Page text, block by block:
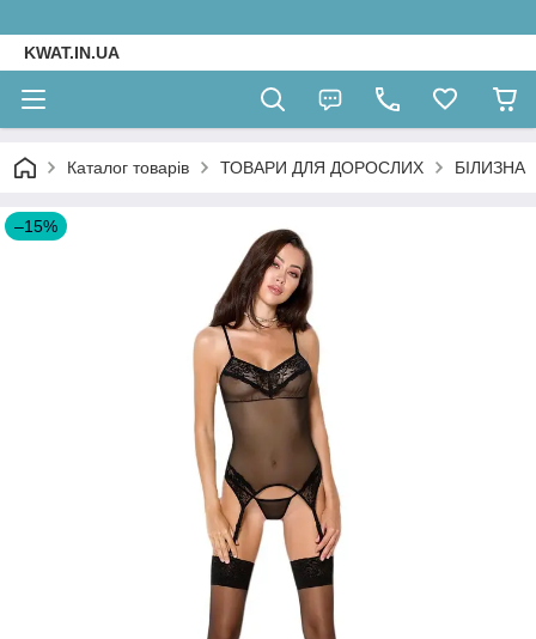
KWAT.IN.UA
Каталог товарів ТОВАРИ ДЛЯ ДОРОСЛИХ БІЛИЗНА
–15%